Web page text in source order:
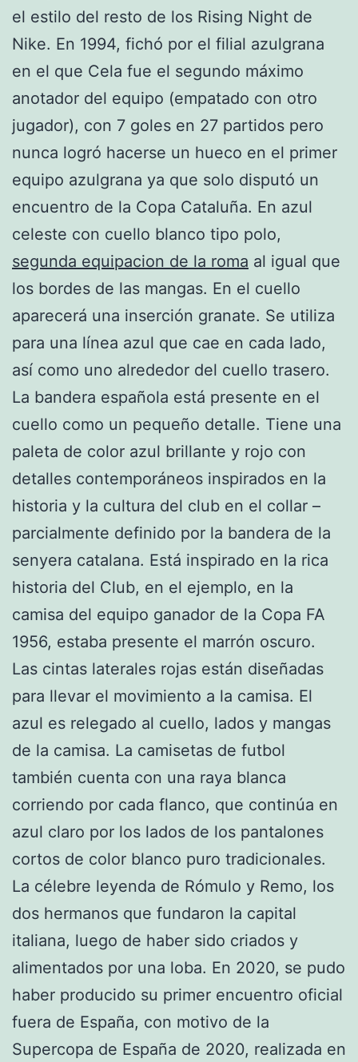
el estilo del resto de los Rising Night de
Nike. En 1994, fichó por el filial azulgrana
en el que Cela fue el segundo máximo
anotador del equipo (empatado con otro
jugador), con 7 goles en 27 partidos pero
nunca logró hacerse un hueco en el primer
equipo azulgrana ya que solo disputó un
encuentro de la Copa Cataluña. En azul
celeste con cuello blanco tipo polo,
segunda equipacion de la roma al igual que
los bordes de las mangas. En el cuello
aparecerá una inserción granate. Se utiliza
para una línea azul que cae en cada lado,
así como uno alrededor del cuello trasero.
La bandera española está presente en el
cuello como un pequeño detalle. Tiene una
paleta de color azul brillante y rojo con
detalles contemporáneos inspirados en la
historia y la cultura del club en el collar –
parcialmente definido por la bandera de la
senyera catalana. Está inspirado en la rica
historia del Club, en el ejemplo, en la
camisa del equipo ganador de la Copa FA
1956, estaba presente el marrón oscuro.
Las cintas laterales rojas están diseñadas
para llevar el movimiento a la camisa. El
azul es relegado al cuello, lados y mangas
de la camisa. La camisetas de futbol
también cuenta con una raya blanca
corriendo por cada flanco, que continúa en
azul claro por los lados de los pantalones
cortos de color blanco puro tradicionales.
La célebre leyenda de Rómulo y Remo, los
dos hermanos que fundaron la capital
italiana, luego de haber sido criados y
alimentados por una loba. En 2020, se pudo
haber producido su primer encuentro oficial
fuera de España, con motivo de la
Supercopa de España de 2020, realizada en